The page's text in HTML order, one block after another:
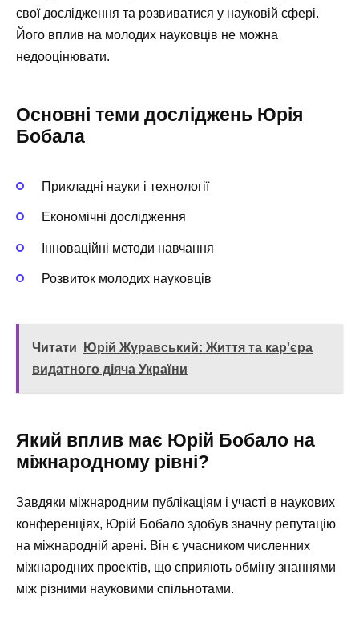
свої дослідження та розвиватися у науковій сфері.
Його вплив на молодих науковців не можна
недооцінювати.
Основні теми досліджень Юрія
Бобала
Прикладні науки і технології
Економічні дослідження
Інноваційні методи навчання
Розвиток молодих науковців
Читати
Юрій Журавський: Життя та кар'єра
видатного діяча України
Який вплив має Юрій Бобало на
міжнародному рівні?
Завдяки міжнародним публікаціям і участі в наукових
конференціях, Юрій Бобало здобув значну репутацію
на міжнародній арені. Він є учасником численних
міжнародних проектів, що сприяють обміну знаннями
між різними науковими спільнотами.